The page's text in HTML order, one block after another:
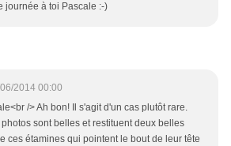
journée à toi Pascale :-)
2014 00:00
/> Ah bon! Il s'agit d'un cas plutôt rare.
sont belles et restituent deux belles
ces étamines qui pointent le bout de leur tête